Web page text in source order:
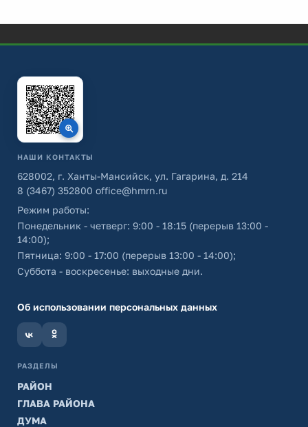
НАШИ КОНТАКТЫ
628002, г. Ханты-Мансийск, ул. Гагарина, д. 214
8 (3467) 352800 office@hmrn.ru
Режим работы:
Понедельник - четверг: 9:00 - 18:15 (перерыв 13:00 -
14:00);
Пятница: 9:00 - 17:00 (перерыв 13:00 - 14:00);
Суббота - воскресенье: выходные дни.
Об использовании персональных данных
РАЗДЕЛЫ
РАЙОН
ГЛАВА РАЙОНА
ДУМА